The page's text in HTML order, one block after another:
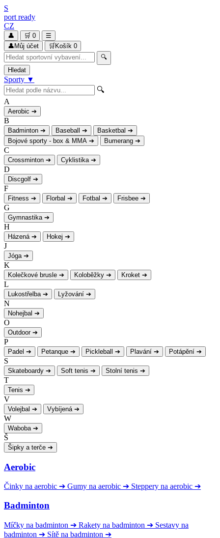
S
port ready
CZ
👤 🛒 0
☰
👤 Můj účet 🛒 Košík 0
🔍
Hledat
Sporty ▼
🔍
A
Aerobic ➔
B
Badminton ➔ Baseball ➔ Basketbal ➔
Bojové sporty - box & MMA ➔ Bumerang ➔
C
Crossminton ➔ Cyklistika ➔
D
Discgolf ➔
F
Fitness ➔ Florbal ➔ Fotbal ➔ Frisbee ➔
G
Gymnastika ➔
H
Házená ➔ Hokej ➔
J
Jóga ➔
K
Kolečkové brusle ➔ Koloběžky ➔ Kroket ➔
L
Lukostřelba ➔ Lyžování ➔
N
Nohejbal ➔
O
Outdoor ➔
P
Padel ➔ Petanque ➔ Pickleball ➔ Plavání ➔ Potápění ➔
S
Skateboardy ➔ Soft tenis ➔ Stolní tenis ➔
T
Tenis ➔
V
Volejbal ➔ Vybíjená ➔
W
Waboba ➔
Š
Šipky a terče ➔
Aerobic
Činky na aerobic ➔ Gumy na aerobic ➔ Steppery na aerobic ➔
Badminton
Míčky na badminton ➔ Rakety na badminton ➔ Sestavy na
badminton ➔ Sítě na badminton ➔